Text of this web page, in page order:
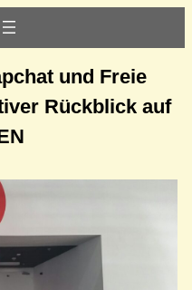
und Freie
Rückblick auf